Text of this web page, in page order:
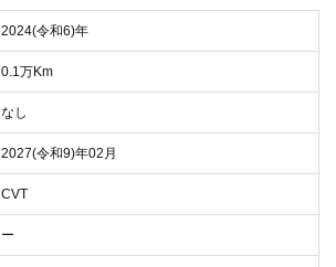
2024(令和6)年
0.1万Km
なし
2027(令和9)年02月
CVT
ー